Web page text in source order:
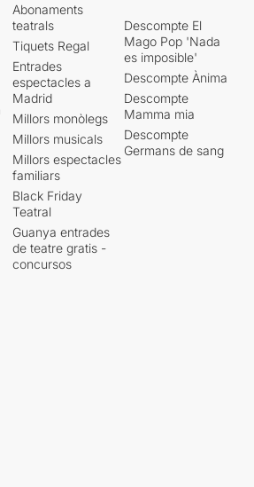
Abonaments
teatrals
Tiquets Regal
Entrades
espectacles a
Madrid
Millors monòlegs
Millors musicals
Millors espectacles
familiars
Black Friday
Teatral
Guanya entrades
de teatre gratis -
concursos
Descompte El
Mago Pop 'Nada
es imposible'
Descompte Ànima
Descompte
Mamma mia
Descompte
Germans de sang